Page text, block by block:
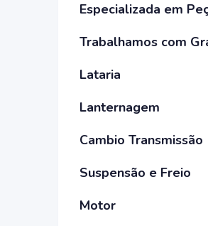
Especializada em
Trabalhamos com
Lataria
Lanternagem
Cambio Transmissão
Suspensão e Freio
Motor